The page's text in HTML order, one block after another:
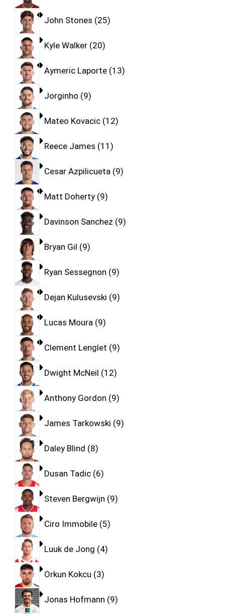
John Stones 25
Kyle Walker 20
Aymeric Laporte 13
Jorginho 9
Mateo Kovacic 12
Reece James 11
Cesar Azpilicueta 9
Matt Doherty 9
Davinson Sanchez 9
Bryan Gil 9
Ryan Sessegnon 9
Dejan Kulusevski 9
Lucas Moura 9
Clement Lenglet 9
Dwight McNeil 12
Anthony Gordon 9
James Tarkowski 9
Daley Blind 8
Dusan Tadic 6
Steven Bergwijn 9
Ciro Immobile 5
Luuk de Jong 4
Orkun Kokcu 3
Jonas Hofmann 9